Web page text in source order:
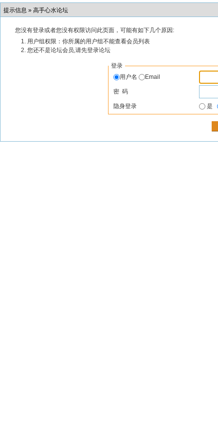
提示信息 » 高手心水论坛
您没有登录或者您没有权限访问此页面，可能有如下几个原因:
用户组权限：你所属的用户组不能查看会员列表
您还不是论坛会员,请先登录论坛
登录
用户名
Email
密 码
隐身登录 是